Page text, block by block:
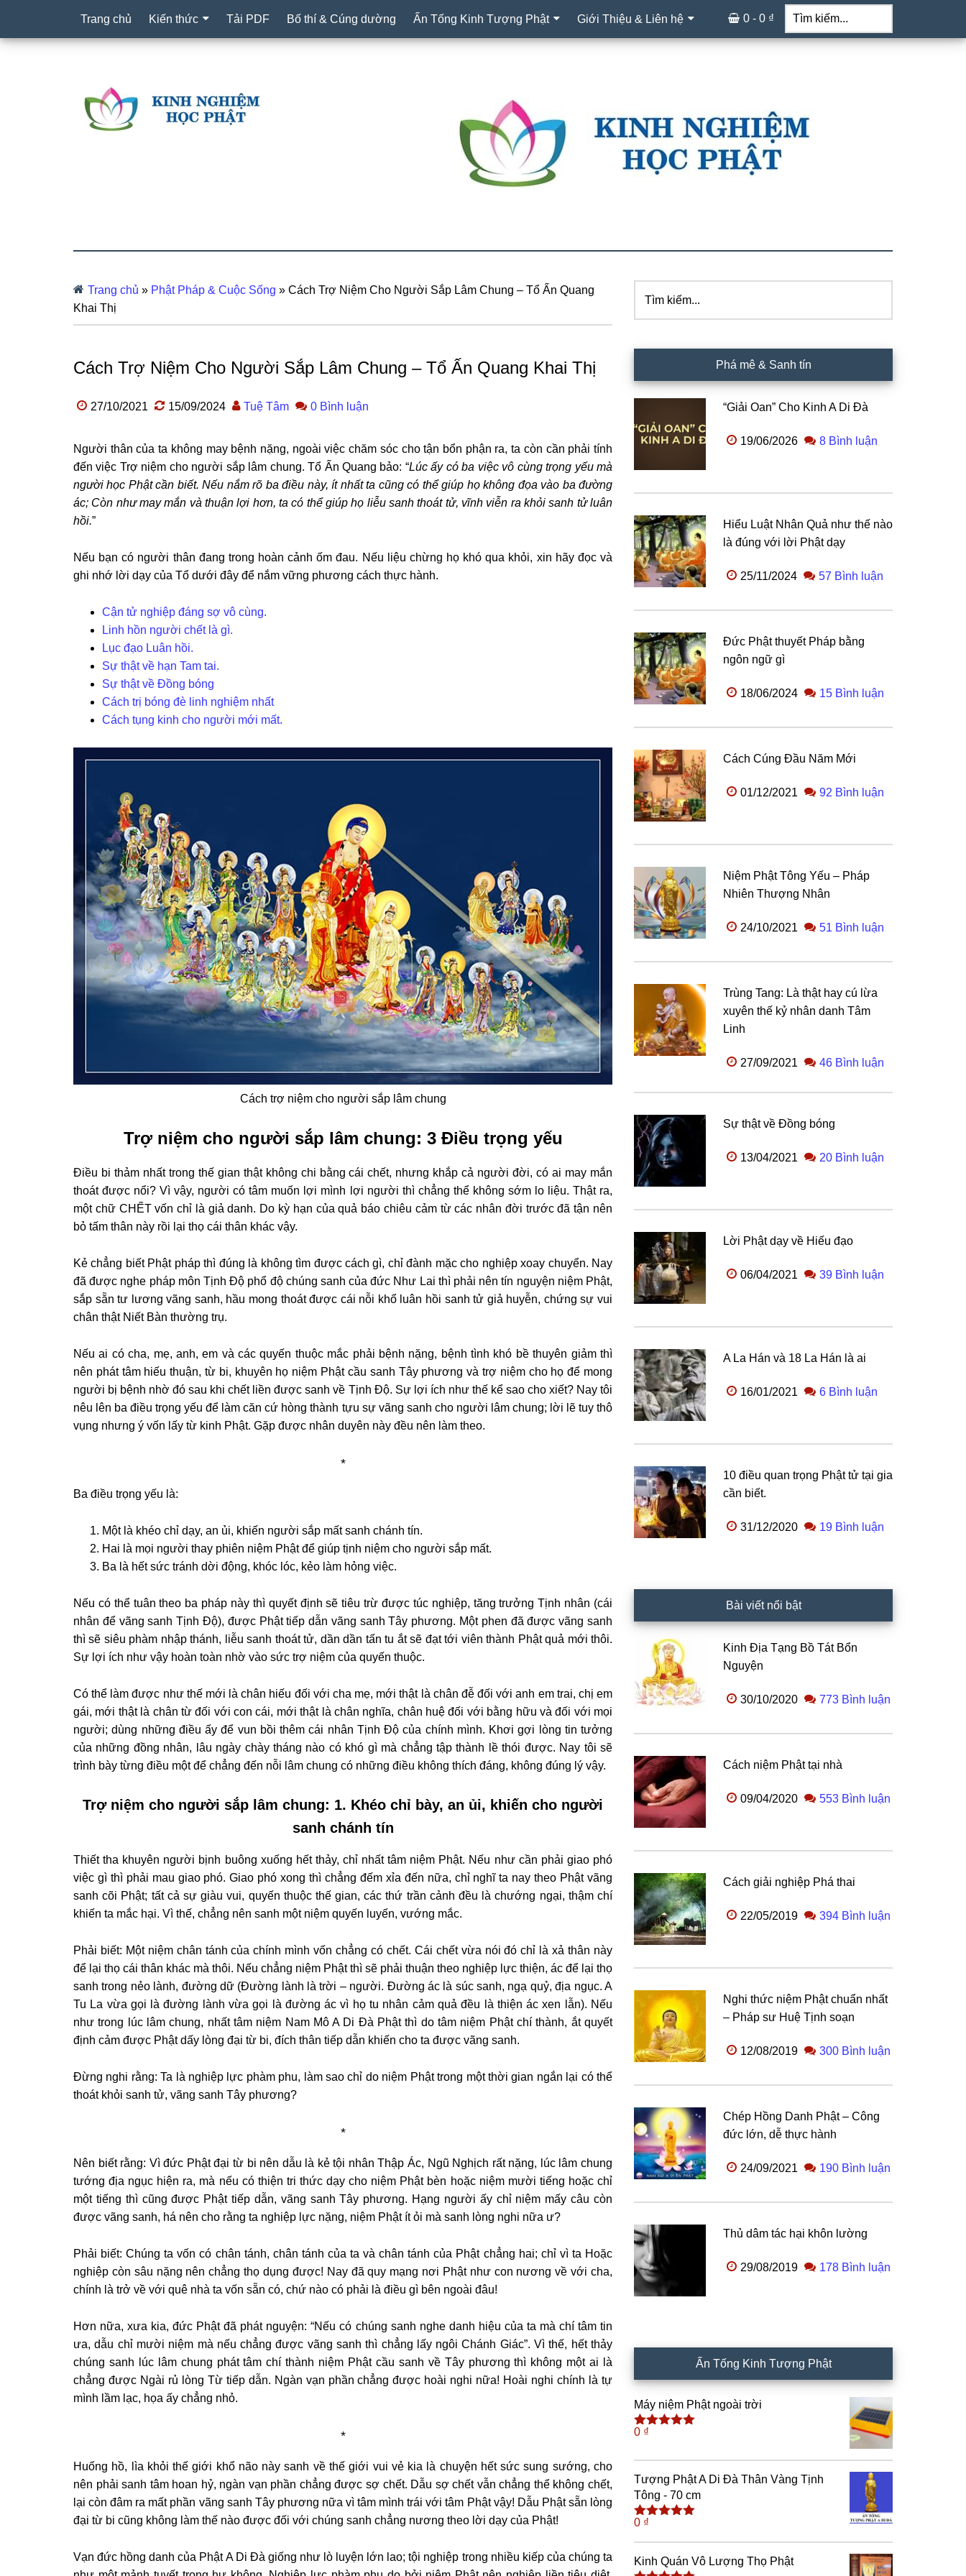
Trang chủ Kiến thức Tải PDF Bố thí & Cúng dường Ấn Tống Kinh Tượng Phật Giới Thiệu & Liên hệ
Tìm
kiếm...
0 - 0 ₫
Trang chủ » Phật Pháp & Cuộc Sống » Cách Trợ Niệm Cho Người Sắp Lâm Chung – Tổ Ấn Quang
Khai Thị
Cách Trợ Niệm Cho Người Sắp Lâm Chung – Tổ Ấn Quang Khai Thị
27/10/2021 15/09/2024 Tuệ Tâm 0 Bình luận
Người thân của ta không may bệnh nặng, ngoài việc chăm sóc cho tận bổn phận ra, ta còn cần phải tính
đến việc Trợ niệm cho người sắp lâm chung. Tổ Ấn Quang bảo: “Lúc ấy có ba việc vô cùng trọng yếu mà
người học Phật cần biết. Nếu nắm rõ ba điều này, ít nhất ta cũng có thể giúp họ không đọa vào ba đường
ác; Còn như may mắn và thuận lợi hơn, ta có thể giúp họ liễu sanh thoát tử, vĩnh viễn ra khỏi sanh tử luân
hồi.”
Nếu bạn có người thân đang trong hoàn cảnh ốm đau. Nếu liệu chừng họ khó qua khỏi, xin hãy đọc và
ghi nhớ lời dạy của Tổ dưới đây để nắm vững phương cách thực hành.
Cận tử nghiệp đáng sợ vô cùng.
Linh hồn người chết là gì.
Lục đạo Luân hồi.
Sự thật về hạn Tam tai.
Sự thật về Đồng bóng
Cách trị bóng đè linh nghiệm nhất
Cách tụng kinh cho người mới mất.
Cách trợ niệm cho người sắp lâm chung
Trợ niệm cho người sắp lâm chung: 3 Điều trọng yếu
Ðiều bi thảm nhất trong thế gian thật không chi bằng cái chết, nhưng khắp cả người đời, có ai may mắn
thoát được nổi? Vì vậy, người có tâm muốn lợi mình lợi người thì chẳng thể không sớm lo liệu. Thật ra,
một chữ CHẾT vốn chỉ là giả danh. Do kỳ hạn của quả báo chiêu cảm từ các nhân đời trước đã tận nên
bỏ tấm thân này rồi lại thọ cái thân khác vậy.
Kẻ chẳng biết Phật pháp thì đúng là không tìm được cách gì, chỉ đành mặc cho nghiệp xoay chuyển. Nay
đã được nghe pháp môn Tịnh Ðộ phổ độ chúng sanh của đức Như Lai thì phải nên tín nguyện niệm Phật,
sắp sẵn tư lương vãng sanh, hầu mong thoát được cái nỗi khổ luân hồi sanh tử giả huyễn, chứng sự vui
chân thật Niết Bàn thường trụ.
Nếu ai có cha, mẹ, anh, em và các quyến thuộc mắc phải bệnh nặng, bệnh tình khó bề thuyên giảm thì
nên phát tâm hiếu thuận, từ bi, khuyên họ niệm Phật cầu sanh Tây phương và trợ niệm cho họ để mong
người bị bệnh nhờ đó sau khi chết liền được sanh về Tịnh Ðộ. Sự lợi ích như thế kể sao cho xiết? Nay tôi
nêu lên ba điều trọng yếu để làm căn cứ hòng thành tựu sự vãng sanh cho người lâm chung; lời lẽ tuy thô
vụng nhưng ý vốn lấy từ kinh Phật. Gặp được nhân duyên này đều nên làm theo.
*
Ba điều trọng yếu là:
Một là khéo chỉ dạy, an ủi, khiến người sắp mất sanh chánh tín.
Hai là mọi người thay phiên niệm Phật để giúp tịnh niệm cho người sắp mất.
Ba là hết sức tránh dời động, khóc lóc, kẻo làm hỏng việc.
Nếu có thể tuân theo ba pháp này thì quyết định sẽ tiêu trừ được túc nghiệp, tăng trưởng Tịnh nhân (cái
nhân để vãng sanh Tịnh Độ), được Phật tiếp dẫn vãng sanh Tây phương. Một phen đã được vãng sanh
thì sẽ siêu phàm nhập thánh, liễu sanh thoát tử, dần dần tấn tu ắt sẽ đạt tới viên thành Phật quả mới thôi.
Sự lợi ích như vậy hoàn toàn nhờ vào sức trợ niệm của quyến thuộc.
Có thể làm được như thế mới là chân hiếu đối với cha mẹ, mới thật là chân đễ đối với anh em trai, chị em
gái, mới thật là chân từ đối với con cái, mới thật là chân nghĩa, chân huệ đối với bằng hữu và đối với mọi
người; dùng những điều ấy để vun bồi thêm cái nhân Tịnh Ðộ của chính mình. Khơi gợi lòng tin tưởng
của những đồng nhân, lâu ngày chày tháng nào có khó gì mà chẳng tập thành lề thói được. Nay tôi sẽ
trình bày từng điều một để chẳng đến nỗi lâm chung có những điều không thích đáng, không đúng lý vậy.
Trợ niệm cho người sắp lâm chung: 1. Khéo chỉ bày, an ủi, khiến cho người
sanh chánh tín
Thiết tha khuyên người bịnh buông xuống hết thảy, chỉ nhất tâm niệm Phật. Nếu như cần phải giao phó
việc gì thì phải mau giao phó. Giao phó xong thì chẳng đếm xỉa đến nữa, chỉ nghĩ ta nay theo Phật vãng
sanh cõi Phật; tất cả sự giàu vui, quyến thuộc thế gian, các thứ trần cảnh đều là chướng ngại, thậm chí
khiến ta mắc hại. Vì thế, chẳng nên sanh một niệm quyến luyến, vướng mắc.
Phải biết: Một niệm chân tánh của chính mình vốn chẳng có chết. Cái chết vừa nói đó chỉ là xả thân này
để lại thọ cái thân khác mà thôi. Nếu chẳng niệm Phật thì sẽ phải thuận theo nghiệp lực thiện, ác để lại thọ
sanh trong nẻo lành, đường dữ (Đường lành là trời – người. Đường ác là súc sanh, ngạ quỷ, địa ngục. A
Tu La vừa gọi là đường lành vừa gọi là đường ác vì họ tu nhân cảm quả đều là thiện ác xen lẫn). Nếu
như trong lúc lâm chung, nhất tâm niệm Nam Mô A Di Ðà Phật thì do tâm niệm Phật chí thành, ắt quyết
định cảm được Phật dấy lòng đại từ bi, đích thân tiếp dẫn khiến cho ta được vãng sanh.
Ðừng nghi rằng: Ta là nghiệp lực phàm phu, làm sao chỉ do niệm Phật trong một thời gian ngắn lại có thể
thoát khỏi sanh tử, vãng sanh Tây phương?
*
Nên biết rằng: Vì đức Phật đại từ bi nên dẫu là kẻ tội nhân Thập Ác, Ngũ Nghịch rất nặng, lúc lâm chung
tướng địa ngục hiện ra, mà nếu có thiện tri thức dạy cho niệm Phật bèn hoặc niệm mười tiếng hoặc chỉ
một tiếng thì cũng được Phật tiếp dẫn, vãng sanh Tây phương. Hạng người ấy chỉ niệm mấy câu còn
được vãng sanh, há nên cho rằng ta nghiệp lực nặng, niệm Phật ít ỏi mà sanh lòng nghi nữa ư?
Phải biết: Chúng ta vốn có chân tánh, chân tánh của ta và chân tánh của Phật chẳng hai; chỉ vì ta Hoặc
nghiệp còn sâu nặng nên chẳng thọ dụng được! Nay đã quy mạng nơi Phật như con nương về với cha,
chính là trở về với quê nhà ta vốn sẵn có, chứ nào có phải là điều gì bên ngoài đâu!
Hơn nữa, xưa kia, đức Phật đã phát nguyện: “Nếu có chúng sanh nghe danh hiệu của ta mà chí tâm tin
ưa, dẫu chỉ mười niệm mà nếu chẳng được vãng sanh thì chẳng lấy ngôi Chánh Giác”. Vì thế, hết thảy
chúng sanh lúc lâm chung phát tâm chí thành niệm Phật cầu sanh về Tây phương thì không một ai là
chẳng được Ngài rủ lòng Từ tiếp dẫn. Ngàn vạn phần chẳng được hoài nghi nữa! Hoài nghi chính là tự
mình lầm lạc, họa ấy chẳng nhỏ.
*
Huống hồ, lìa khỏi thế giới khổ não này sanh về thế giới vui vẻ kia là chuyện hết sức sung sướng, cho
nên phải sanh tâm hoan hỷ, ngàn vạn phần chẳng được sợ chết. Dẫu sợ chết vẫn chẳng thể không chết,
lại còn đâm ra mất phần vãng sanh Tây phương nữa vì tâm mình trái với tâm Phật vậy! Dẫu Phật sẵn lòng
đại từ bi cũng không làm thế nào được đối với chúng sanh chẳng nương theo lời dạy của Phật!
Vạn đức hồng danh của Phật A Di Ðà giống như lò luyện lớn lao; tội nghiệp trong nhiều kiếp của chúng ta
Sidebar
chính
kiếm...
Phá mê & Sanh tín
“Giải Oan” Cho Kinh A Di Đà
19/06/2026 8 Bình luận
Hiểu Luật Nhân Quả như thế nào
là đúng với lời Phật dạy
25/11/2024 57 Bình luận
Đức Phật thuyết Pháp bằng
ngôn ngữ gì
18/06/2024 15 Bình luận
Cách Cúng Đầu Năm Mới
01/12/2021 92 Bình luận
Niệm Phật Tông Yếu – Pháp
Nhiên Thượng Nhân
24/10/2021 51 Bình luận
Trùng Tang: Là thật hay cú lừa
xuyên thế kỷ nhân danh Tâm
Linh
27/09/2021 46 Bình luận
Sự thật về Đồng bóng
13/04/2021 20 Bình luận
Lời Phật dạy về Hiếu đạo
06/04/2021 39 Bình luận
A La Hán và 18 La Hán là ai
16/01/2021 6 Bình luận
10 điều quan trọng Phật tử tại gia
cần biết.
31/12/2020 19 Bình luận
Bài viết nổi bật
Kinh Địa Tạng Bồ Tát Bổn
Nguyện
30/10/2020 773 Bình luận
Cách niệm Phật tại nhà
09/04/2020 553 Bình luận
Cách giải nghiệp Phá thai
22/05/2019 394 Bình luận
Nghi thức niệm Phật chuẩn nhất
– Pháp sư Huệ Tịnh soạn
12/08/2019 300 Bình luận
Chép Hồng Danh Phật – Công
đức lớn, dễ thực hành
24/09/2021 190 Bình luận
Thủ dâm tác hại khôn lường
29/08/2019 178 Bình luận
Ấn Tống Kinh Tượng Phật
Máy niệm Phật ngoài trời
Được xếp
sao
0 ₫
Tượng Phật A Di Đà Thân Vàng Tịnh
Tông - 70 cm
Được xếp
0 ₫
Kinh Quán Vô Lượng Thọ Phật